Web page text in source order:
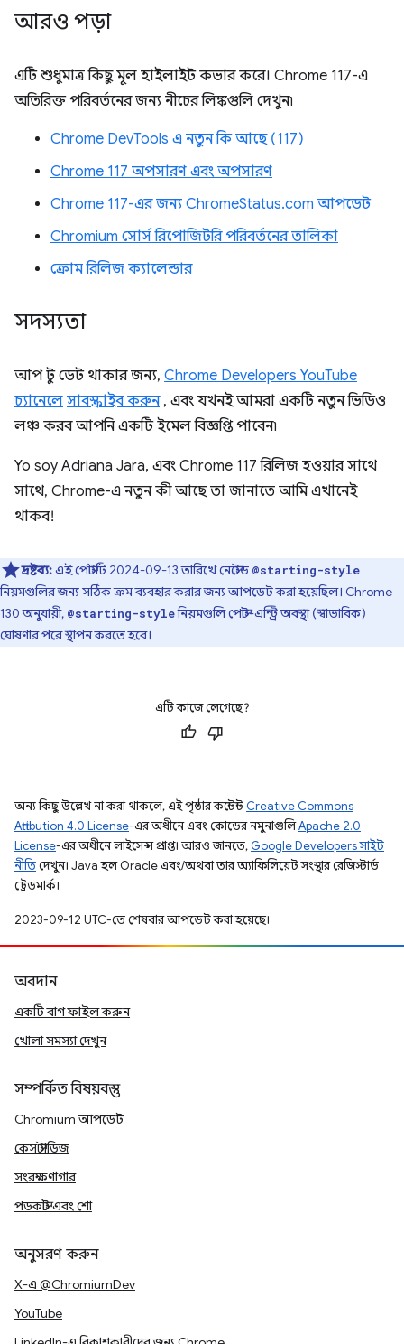
আরও পড়া
এটি শুধুমাত্র কিছু মূল হাইলাইট কভার করে। Chrome 117-এ
অতিরিক্ত পরিবর্তনের জন্য নীচের লিঙ্কগুলি দেখুন৷
Chrome DevTools এ নতুন কি আছে (117)
Chrome 117 অপসারণ এবং অপসারণ
Chrome 117-এর জন্য ChromeStatus.com আপডেট
Chromium সোর্স রিপোজিটরি পরিবর্তনের তালিকা
ক্রোম রিলিজ ক্যালেন্ডার
সদস্যতা
আপ টু ডেট থাকার জন্য, Chrome Developers YouTube
চ্যানেলে সাবস্ক্রাইব করুন, এবং যখনই আমরা একটি নতুন ভিডিও
লঞ্চ করব আপনি একটি ইমেল বিজ্ঞপ্তি পাবেন৷
Yo soy Adriana Jara, এবং Chrome 117 রিলিজ হওয়ার সাথে
সাথে, Chrome-এ নতুন কী আছে তা জানাতে আমি এখানেই
থাকব!
দ্রষ্টব্য:এই পোস্টটি 2024-09-13 তারিখে নেস্টেড @starting-style
নিয়মগুলির জন্য সঠিক ক্রম ব্যবহার করার জন্য আপডেট করা হয়েছিল। Chrome
130 অনুযায়ী, @starting-styleনিয়মগুলি পোস্ট-এন্ট্রি অবস্থা (স্বাভাবিক)
ঘোষণার পরে স্থাপন করতে হবে।
এটি কাজে লেগেছে?
অন্য কিছু উল্লেখ না করা থাকলে, এই পৃষ্ঠার কন্টেন্ট Creative Commons
Attribution 4.0 License-এর অধীনে এবং কোডের নমুনাগুলিApache 2.0
License-এর অধীনে লাইসেন্স প্রাপ্ত। আরও জানতে, Google Developers সাইট
নীতিদেখুন। Java হল Oracle এবং/অথবা তার অ্যাফিলিয়েট সংস্থার রেজিস্টার্ড
ট্রেডমার্ক।
2023-09-12 UTC-তে শেষবার আপডেট করা হয়েছে।
অবদান
একটি বাগ ফাইল করুন
খোলা সমস্যা দেখুন
সম্পর্কিত বিষয়বস্তু
Chromium আপডেট
কেস স্টাডিজ
সংরক্ষণাগার
পডকাস্ট এবং শো
অনুসরণ করুন
X-এ @ChromiumDev
YouTube